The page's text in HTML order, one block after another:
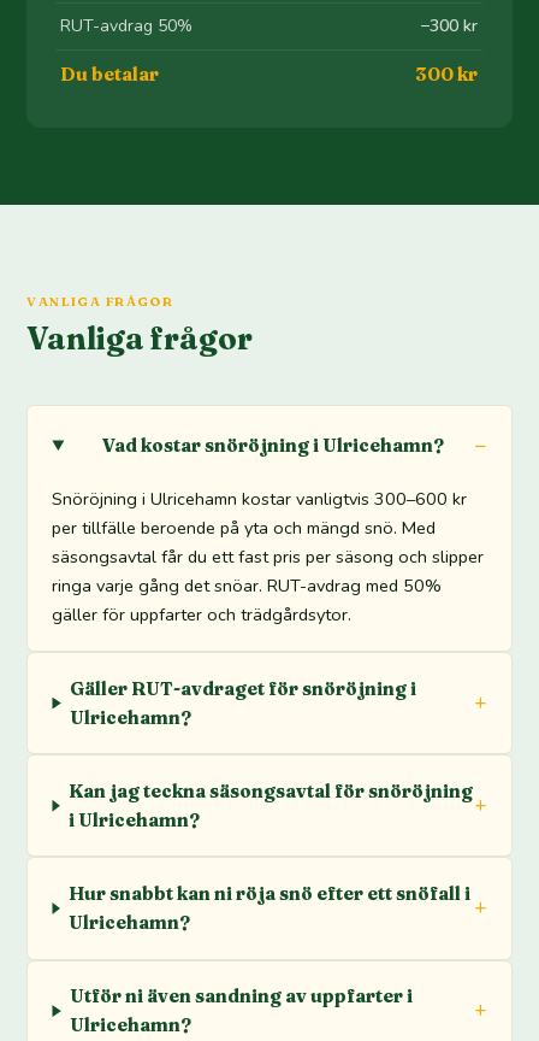
RUT-avdrag 50% −300 kr
Du betalar 300 kr
VANLIGA FRÅGOR
Vanliga frågor
Vad kostar snöröjning i Ulricehamn?
Snöröjning i Ulricehamn kostar vanligtvis 300–600 kr
per tillfälle beroende på yta och mängd snö. Med
säsongsavtal får du ett fast pris per säsong och slipper
ringa varje gång det snöar. RUT-avdrag med 50%
gäller för uppfarter och trädgårdsytor.
Gäller RUT-avdraget för snöröjning i
Ulricehamn?
Kan jag teckna säsongsavtal för snöröjning
i Ulricehamn?
Hur snabbt kan ni röja snö efter ett snöfall i
Ulricehamn?
Utför ni även sandning av uppfarter i
Ulricehamn?